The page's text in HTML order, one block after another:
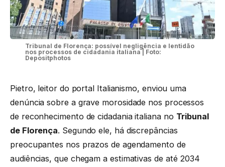
Tribunal de Florença: possível negligência e lentidão
nos processos de cidadania italiana | Foto:
Depositphotos
Pietro, leitor do portal Italianismo, enviou uma
denúncia sobre a grave morosidade nos processos
de reconhecimento de cidadania italiana no Tribunal
de Florença. Segundo ele, há discrepâncias
preocupantes nos prazos de agendamento de
audiências, que chegam a estimativas de até 2034